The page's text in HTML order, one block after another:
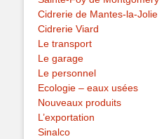
Cidrerie de Mantes-la-Jolie
Cidrerie Viard
Le transport
Le garage
Le personnel
Ecologie – eaux usées
Nouveaux produits
L’exportation
Sinalco